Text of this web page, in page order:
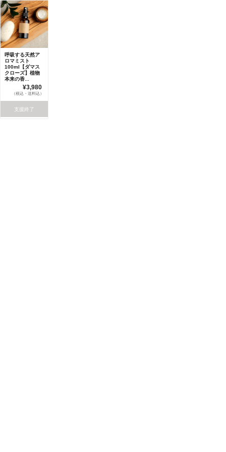
呼吸する天然ア
ロマミスト
100ml【ダマス
クローズ】植物
本来の香...
¥3,980
（税込・送料込）
支援終了